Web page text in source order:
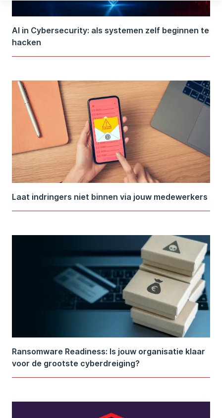
AI in Cybersecurity: als systemen zelf beginnen te
hacken
Laat indringers niet binnen via jouw medewerkers
Ransomware Readiness: Is jouw organisatie klaar
voor de grootste cyberdreiging?